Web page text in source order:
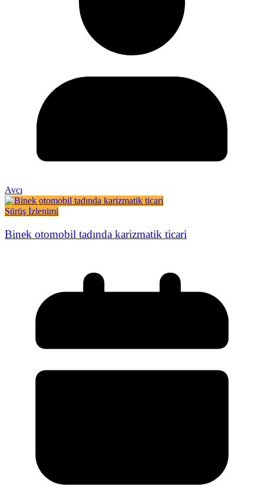
Avcı
Sürüş İzlenimi
Binek otomobil tadında karizmatik ticari